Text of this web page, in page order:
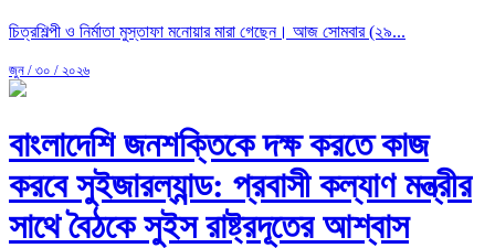
চিত্রশিল্পী ও নির্মাতা মুস্তাফা মনোয়ার মারা গেছেন। আজ সোমবার (২৯...
জুন / ৩০ / ২০২৬
বাংলাদেশি জনশক্তিকে দক্ষ করতে কাজ
করবে সুইজারল্যান্ড: প্রবাসী কল্যাণ মন্ত্রীর
সাথে বৈঠকে সুইস রাষ্ট্রদূতের আশ্বাস